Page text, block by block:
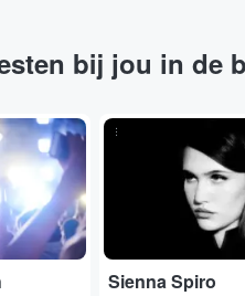
bij jou in de
...
Sienna Spiro